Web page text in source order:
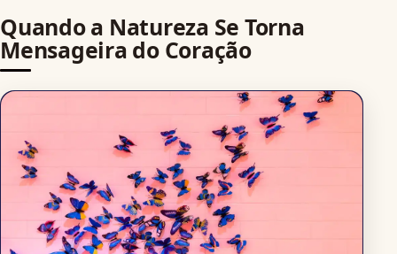
Quando a Natureza Se Torna
Mensageira do Coração